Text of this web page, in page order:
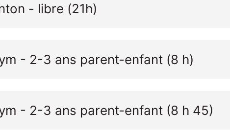
- libre (21h)
- 2-3 ans parent-enfant (8 h)
- 2-3 ans parent-enfant (8 h 45)